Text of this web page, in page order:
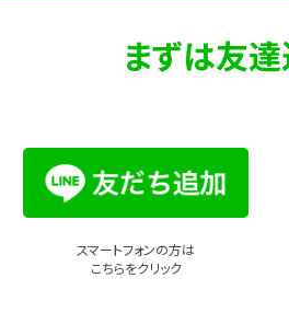
まずは友
スマートフォンの方は
こちらをクリック